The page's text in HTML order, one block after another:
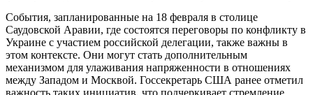
События, запланированные на 18 февраля в столице
Саудовской Аравии, где состоятся переговоры по конфликту в
Украине с участием российской делегации, также важны в
этом контексте. Они могут стать дополнительным
механизмом для улаживания напряженности в отношениях
между Западом и Москвой. Госсекретарь США ранее отметил
важность таких инициатив, что подчеркивает стремление